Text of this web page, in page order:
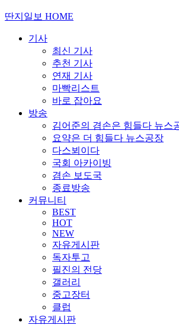
딴지일보 HOME
기사
최신 기사
추천 기사
연재 기사
마빡리스트
바로 잡아요
방송
김어준의 겸손은 힘들다 뉴스
요약은 더 힘들다 뉴스공장
다스뵈이다
국회 아카이빙
겸손 보도국
종료방송
커뮤니티
BEST
HOT
NEW
자유게시판
독자투고
필진의 전당
갤러리
중고장터
클럽
자유게시판